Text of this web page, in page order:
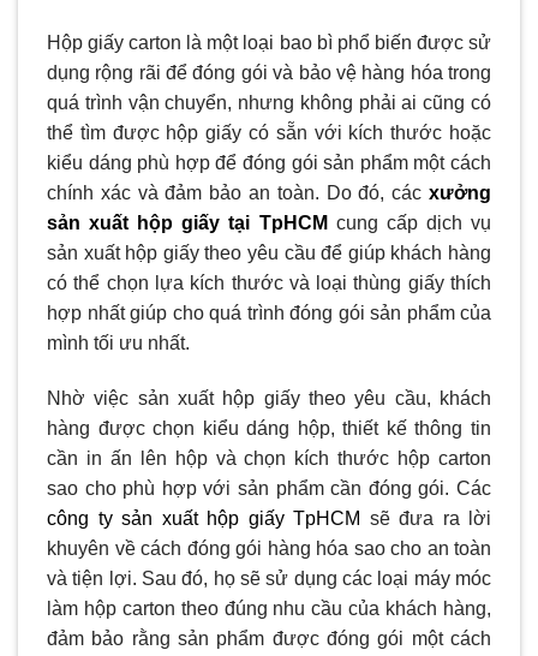
Hộp giấy carton là một loại bao bì phổ biến được sử
dụng rộng rãi để đóng gói và bảo vệ hàng hóa trong
quá trình vận chuyển, nhưng không phải ai cũng có
thể tìm được hộp giấy có sẵn với kích thước hoặc
kiểu dáng phù hợp để đóng gói sản phẩm một cách
chính xác và đảm bảo an toàn. Do đó, các xưởng
sản xuất hộp giấy tại TpHCM cung cấp dịch vụ
sản xuất hộp giấy theo yêu cầu để giúp khách hàng
có thể chọn lựa kích thước và loại thùng giấy thích
hợp nhất giúp cho quá trình đóng gói sản phẩm của
mình tối ưu nhất.
Nhờ việc sản xuất hộp giấy theo yêu cầu, khách
hàng được chọn kiểu dáng hộp, thiết kế thông tin
cần in ấn lên hộp và chọn kích thước hộp carton
sao cho phù hợp với sản phẩm cần đóng gói. Các
công ty sản xuất hộp giấy TpHCM sẽ đưa ra lời
khuyên về cách đóng gói hàng hóa sao cho an toàn
và tiện lợi. Sau đó, họ sẽ sử dụng các loại máy móc
làm hộp carton theo đúng nhu cầu của khách hàng,
đảm bảo rằng sản phẩm được đóng gói một cách